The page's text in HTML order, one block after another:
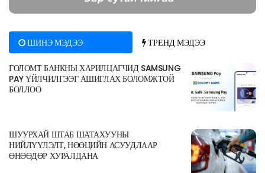
ШИНЭ МЭДЭЭ ТРЕНД МЭДЭЭ
ГОЛОМТ БАНКНЫ ХАРИЛЦАГЧИД SAMSUNG
PAY ҮЙЛЧИЛГЭЭГ АШИГЛАХ БОЛОМЖТОЙ
БОЛЛОО
ШУУРХАЙ ШТАБ ШАТАХУУНЫ
НИЙЛҮҮЛЭЛТ, НӨӨЦИЙН АСУУДЛААР
ӨНӨӨДӨР ХУРАЛДАНА